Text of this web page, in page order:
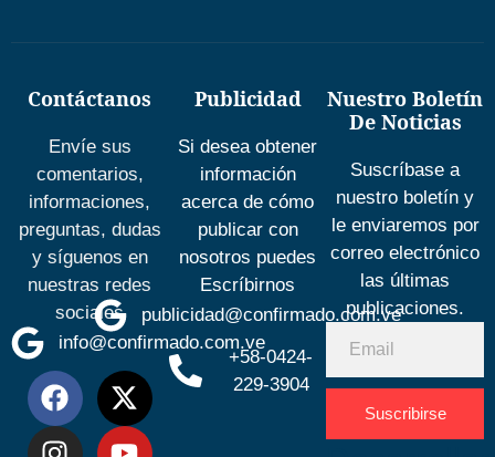
Contáctanos
Envíe sus
comentarios,
informaciones,
preguntas, dudas
y síguenos en
nuestras redes
sociales
info@confirmado.com.ve
Publicidad
Si desea obtener
información
acerca de cómo
publicar con
nosotros puedes
Escríbirnos
publicidad@confirmado.com.ve
+58-0424-
229-3904
Nuestro Boletín
De Noticias
Suscríbase a
nuestro boletín y
le enviaremos por
correo electrónico
las últimas
publicaciones.
Suscribirse